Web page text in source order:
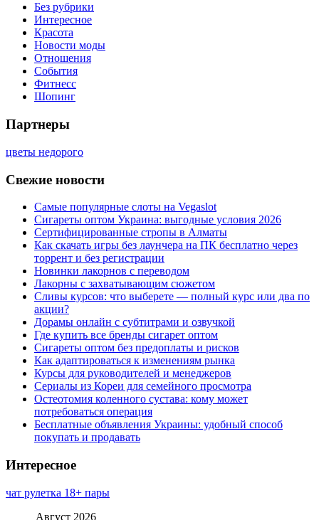
Без рубрики
Интересное
Красота
Новости моды
Отношения
События
Фитнесс
Шопинг
Партнеры
цветы недорого
Свежие новости
Самые популярные слоты на Vegaslot
Сигареты оптом Украина: выгодные условия 2026
Сертифицированные стропы в Алматы
Как скачать игры без лаунчера на ПК бесплатно через
торрент и без регистрации
Новинки лакорнов с переводом
Лакорны с захватывающим сюжетом
Сливы курсов: что выберете — полный курс или два по
акции?
Дорамы онлайн с субтитрами и озвучкой
Где купить все бренды сигарет оптом
Сигареты оптом без предоплаты и рисков
Как адаптироваться к изменениям рынка
Курсы для руководителей и менеджеров
Сериалы из Кореи для семейного просмотра
Остеотомия коленного сустава: кому может
потребоваться операция
Бесплатные объявления Украины: удобный способ
покупать и продавать
Интересное
чат рулетка 18+ пары
Август 2026